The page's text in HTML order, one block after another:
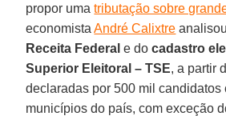
propor umatributação sobre
economistaAndré Calixtre
Receita Federal e do cadastro
Superior Eleitoral – TSE, a partir
declaradas por 500 mil candidatos
municípios do país, com exceção